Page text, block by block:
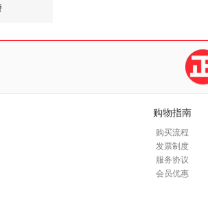
购物指南
购买流程
发票制度
服务协议
会员优惠